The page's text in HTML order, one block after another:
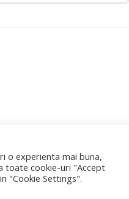
o experienta mai buna,
toate cookie-uri "Accept
"Cookie Settings".